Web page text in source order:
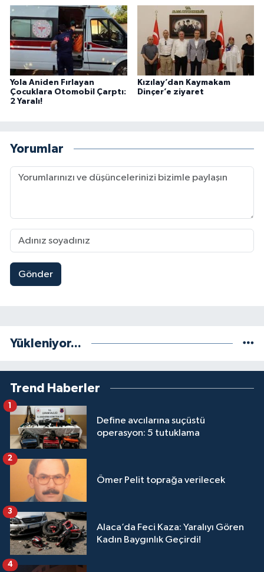
Yola Aniden Fırlayan
Çocuklara Otomobil Çarptı:
2 Yaralı!
Kızılay’dan Kaymakam
Dinçer’e ziyaret
Yorumlar
Gönder
Yükleniyor...
Trend Haberler
Define avcılarına suçüstü
operasyon: 5 tutuklama
1
Ömer Pelit toprağa verilecek
2
Alaca’da Feci Kaza: Yaralıyı Gören
Kadın Baygınlık Geçirdi!
3
4